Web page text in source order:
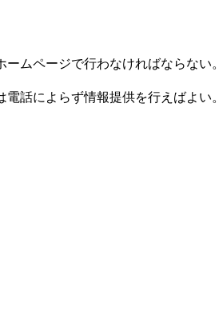
ムページで行わなければならない。
話によらず情報提供を行えばよい。